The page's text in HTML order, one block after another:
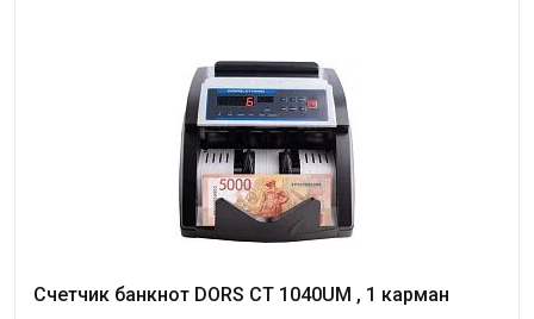
Счетчик банкнот DORS CT 1040UМ , 1 карман